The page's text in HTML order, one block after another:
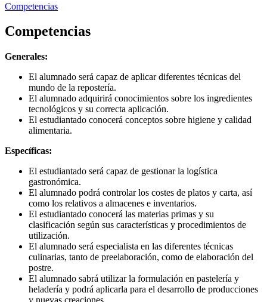
Competencias
Competencias
Generales:
El alumnado será capaz de aplicar diferentes técnicas del
mundo de la repostería.
El alumnado adquirirá conocimientos sobre los ingredientes
tecnológicos y su correcta aplicación.
El estudiantado conocerá conceptos sobre higiene y calidad
alimentaria.
Específicas:
El estudiantado será capaz de gestionar la logística
gastronómica.
El alumnado podrá controlar los costes de platos y carta, así
como los relativos a almacenes e inventarios.
El estudiantado conocerá las materias primas y su
clasificación según sus características y procedimientos de
utilización.
El alumnado será especialista en las diferentes técnicas
culinarias, tanto de preelaboración, como de elaboración del
postre.
El alumnado sabrá utilizar la formulación en pastelería y
heladería y podrá aplicarla para el desarrollo de producciones